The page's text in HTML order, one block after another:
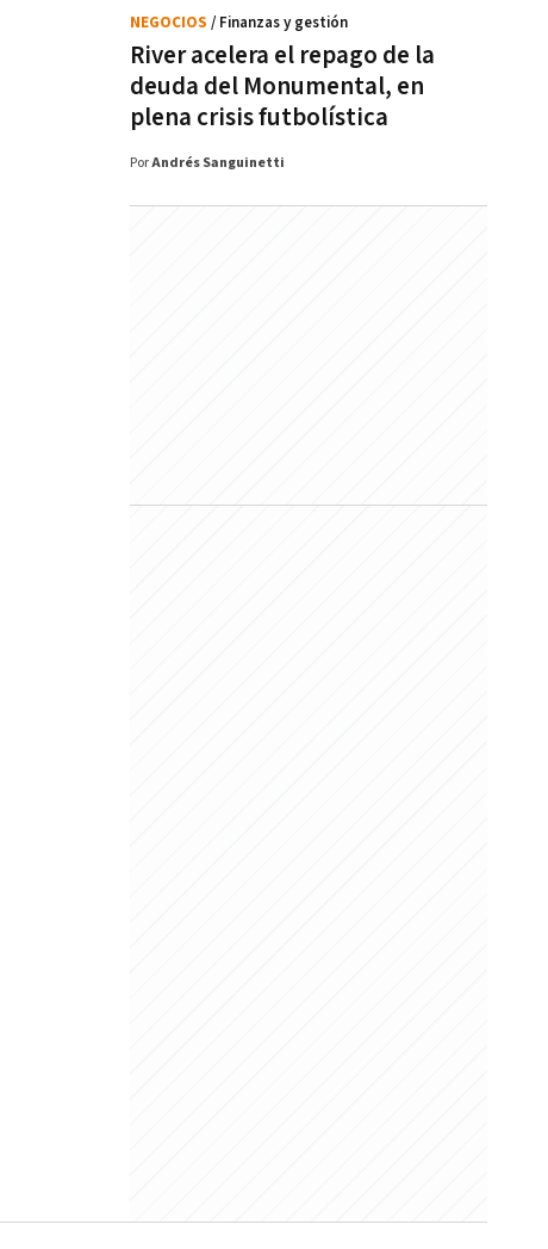
River acelera el repago de la
deuda del Monumental, en
plena crisis futbolística
NEGOCIOS / Finanzas y gestión
PorAndrés Sanguinetti